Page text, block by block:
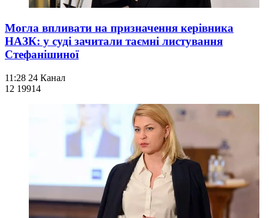
Могла впливати на призначення керівника
НАЗК: у суді зачитали таємні листування
Стефанішиної
11:28 24 Канал
12 19914